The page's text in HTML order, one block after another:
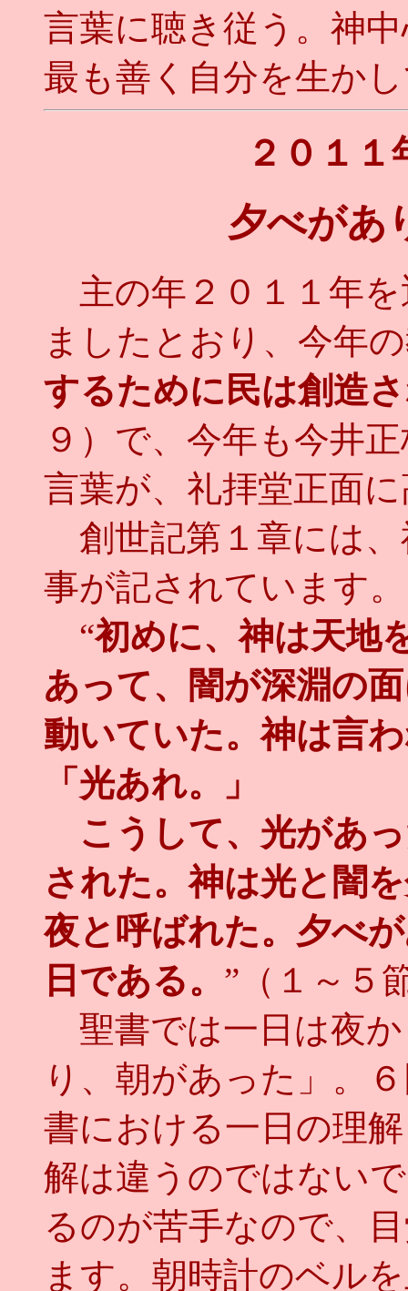
言葉に聴き従う。神
最も善く自分を生か
２０１
夕べがあ
主の年２０１１年
ましたとおり、今年
するために民は創造
９）で、今年も今井
言葉が、礼拝堂正面
創世記第１章には、
事が記されています。
“初めに、神は天地
あって、闇が深淵の
動いていた。神は言
「光あれ。」
こうして、光があ
された。神は光と闇
夜と呼ばれた。夕べ
日である。 ”（１～５
聖書では一日は夜
り、朝があった」。
書における一日の理
解は違うのではない
るのが苦手なので、
ます。朝時計のベル